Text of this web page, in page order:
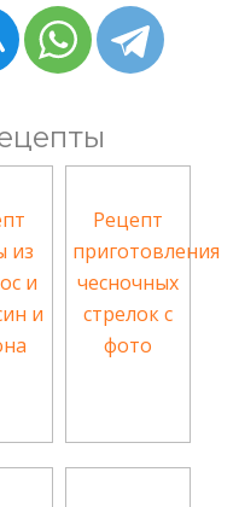
из
и
и
Рецепт
приготовления
чесночных
стрелок с
фото